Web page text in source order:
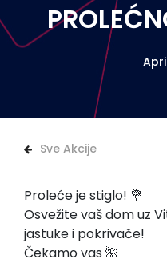
Sve Akcije
Proleće je stiglo! 💐
Osvežite vaš dom uz
jastuke i pokrivače!
Čekamo vas 🌺